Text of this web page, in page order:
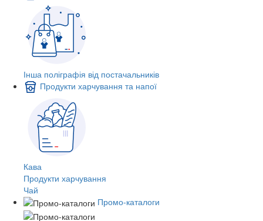
Інша поліграфія від постачальників
Продукти харчування та напої
Кава
Продукти харчування
Чай
Промо-каталоги